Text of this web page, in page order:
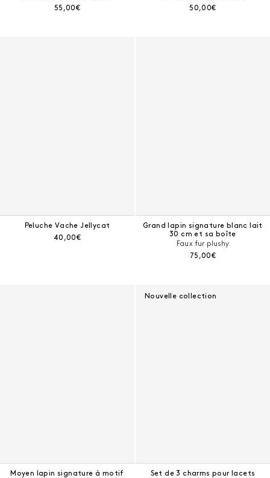
Prix courant :
55,00€
Prix courant :
50,00€
Peluche Vache Jellycat
Prix courant :
40,00€
Grand lapin signature blanc lait
30 cm et sa boîte
Faux fur plushy
Prix courant :
75,00€
Moyen lapin signature à motif
Nouvelle collection
Set de 3 charms pour lacets